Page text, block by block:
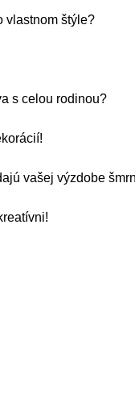
vlastnom štýle?
s celou rodinou?
vašej výzdobe